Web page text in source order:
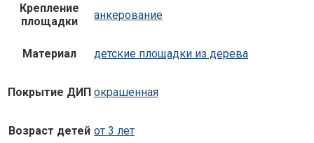
Крепление
площадки
анкерование
Материал детские площадки из дерева
Покрытие ДИП окрашенная
Возраст детей от 3 лет